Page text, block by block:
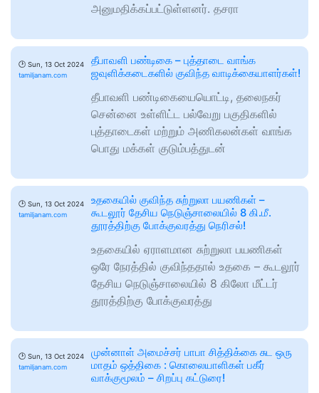
அனுமதிக்கப்பட்டுள்ளனர். தசரா
🕑 Sun, 13 Oct 2024
tamiljanam.com
தீபாவளி பண்டிகை – புத்தாடை வாங்க
ஜவுளிக்கடைகளில் குவிந்த வாடிக்கையாளர்கள்!
தீபாவளி பண்டிகையையொட்டி, தலைநகர்
சென்னை உள்ளிட்ட பல்வேறு பகுதிகளில்
புத்தாடைகள் மற்றும் அணிகலன்கள் வாங்க
பொது மக்கள் குடும்பத்துடன்
🕑 Sun, 13 Oct 2024
tamiljanam.com
உதகையில் குவிந்த சுற்றுலா பயணிகள் –
கூடலூர் தேசிய நெடுஞ்சாலையில் 8 கி.மீ.
தூரத்திற்கு போக்குவரத்து நெரிசல்!
உதகையில் ஏராளமான சுற்றுலா பயணிகள்
ஒரே நேரத்தில் குவிந்ததால் உதகை – கூடலூர்
தேசிய நெடுஞ்சாலையில் 8 கிலோ மீட்டர்
தூரத்திற்கு போக்குவரத்து
🕑 Sun, 13 Oct 2024
tamiljanam.com
முன்னாள் அமைச்சர் பாபா சித்திக்கை சுட ஒரு
மாதம் ஒத்திகை : கொலையாளிகள் பகீர்
வாக்குமூலம் – சிறப்பு கட்டுரை!